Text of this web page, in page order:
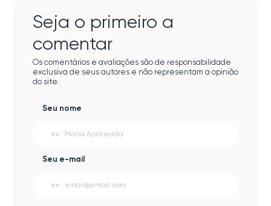
Seja o primeiro a
comentar
Os comentários e avaliações são de responsabilidade
exclusiva de seus autores e não representam a opinião
do site.
Seu nome
Seu e-mail